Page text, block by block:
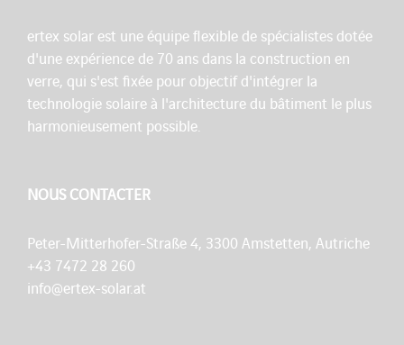
ertex solar est une équipe flexible de spécialistes dotée
d'une expérience de 70 ans dans la construction en
verre, qui s'est fixée pour objectif d'intégrer la
technologie solaire à l'architecture du bâtiment le plus
harmonieusement possible.
NOUS CONTACTER
Peter-Mitterhofer-Straße 4, 3300 Amstetten, Autriche
+43 7472 28 260
info@ertex-solar.at